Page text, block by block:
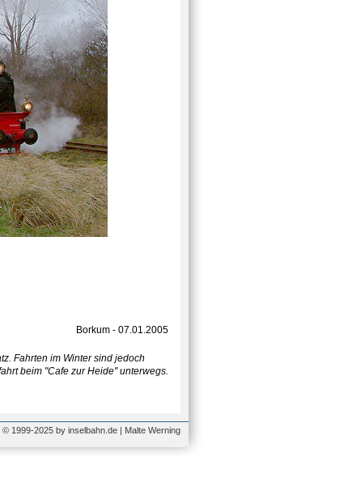
Borkum - 07.01.2005
Fahrten im Winter sind jedoch
beim "Cafe zur Heide" unterwegs.
© 1999-2025 by inselbahn.de | Malte Werning